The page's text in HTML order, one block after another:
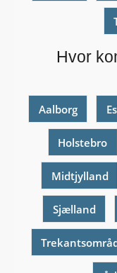
Hvor
Aalborg
Holstebro
Midtjylland
Sjælland